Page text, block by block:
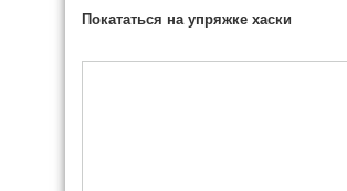
Покататься на упряжке хаски